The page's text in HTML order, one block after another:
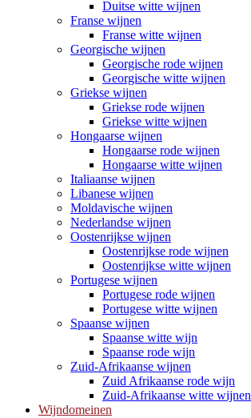
Duitse witte wijnen
Franse wijnen
Franse witte wijnen
Georgische wijnen
Georgische rode wijnen
Georgische witte wijnen
Griekse wijnen
Griekse rode wijnen
Griekse witte wijnen
Hongaarse wijnen
Hongaarse rode wijnen
Hongaarse witte wijnen
Italiaanse wijnen
Libanese wijnen
Moldavische wijnen
Nederlandse wijnen
Oostenrijkse wijnen
Oostenrijkse rode wijnen
Oostenrijkse witte wijnen
Portugese wijnen
Portugese rode wijnen
Portugese witte wijnen
Spaanse wijnen
Spaanse witte wijn
Spaanse rode wijn
Zuid-Afrikaanse wijnen
Zuid Afrikaanse rode wijn
Zuid-Afrikaanse witte wijnen
Wijndomeinen